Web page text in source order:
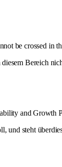
be crossed in
Bereich
and Growth
und steht